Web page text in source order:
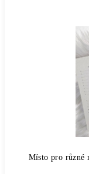
Místo pro různé